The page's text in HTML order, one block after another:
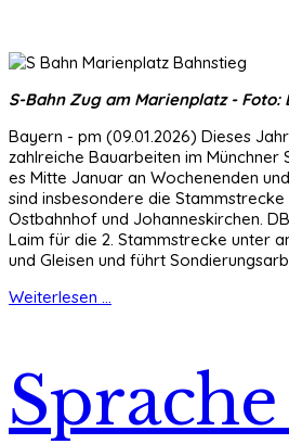
S-Bahn Zug am Marienplatz - Foto:
Bayern - pm (09.01.2026) Dieses
zahlreiche Bauarbeiten im Münchner
es Mitte Januar an Wochenenden
sind insbesondere die Stammstrecke
Ostbahnhof und Johanneskirchen.
Laim für die 2. Stammstrecke unter
und Gleisen und führt
Weiterlesen ...